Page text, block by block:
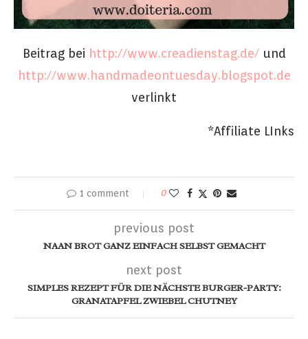
Beitrag bei http://www.creadienstag.de/und
http://www.handmadeontuesday.blogspot.de
verlinkt
*Affiliate LInks
1 comment 0
previous post
NAAN BROT GANZ EINFACH SELBST GEMACHT
next post
SIMPLES REZEPT FÜR DIE NÄCHSTE BURGER-PARTY:
GRANATAPFEL ZWIEBEL CHUTNEY